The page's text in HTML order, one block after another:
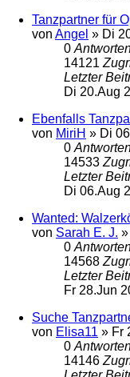
Tanzpartner für
von Angel » Di
0
14121
Letzter
Di 20.Aug
Ebenfalls
von MiriH » Di
0
14533
Letzter
Di 06.Aug
Wanted:
von Sarah E. J. »
0
14568
Letzter
Fr 28.Jun
Suche
von Elisa11 » Fr
0
14146